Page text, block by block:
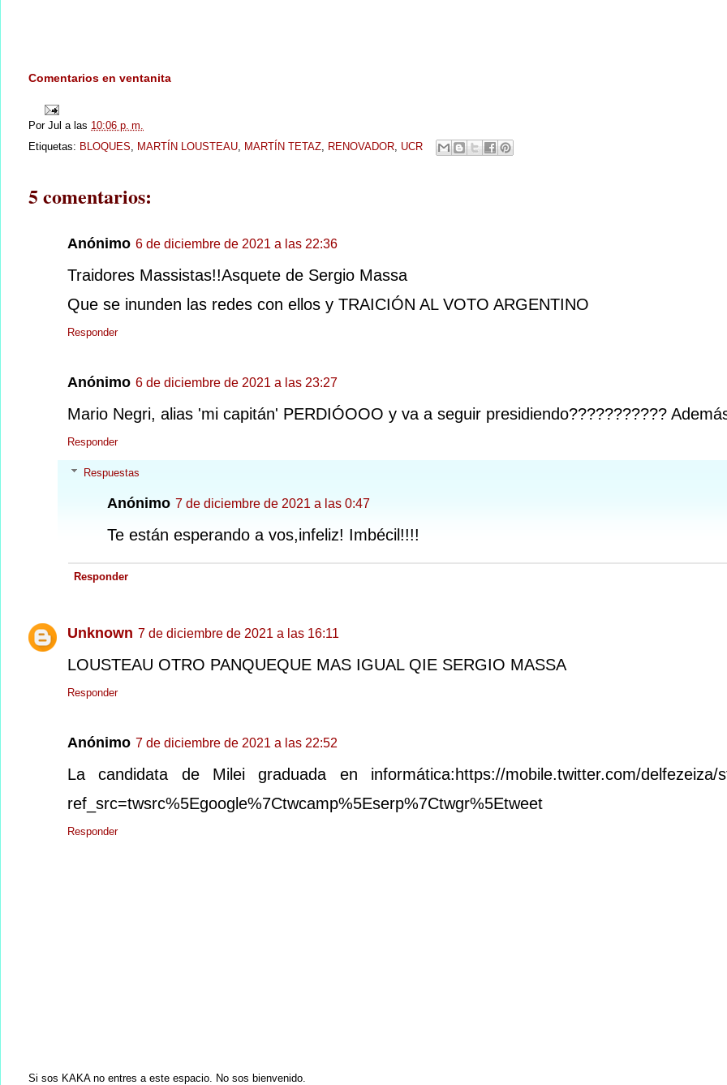
Comentarios en ventanita
Por Jul a las 10:06 p. m.
Etiquetas: BLOQUES MARTÍN LOUSTEAU MARTÍN TETAZ RENOVADOR UCR
5 comentarios:
Anónimo 6 de diciembre de 2021 a las 22:36
Traidores Massistas!!Asquete de Sergio Massa
Que se inunden las redes con ellos y TRAICIÓN AL VOTO ARGENTINO
Responder
Anónimo 6 de diciembre de 2021 a las 23:27
Mario Negri, alias 'mi capitán' PERDIÓOOO y va a seguir presidiendo???????????
Responder
Respuestas
Anónimo 7 de diciembre de 2021 a las 0:47
Te están esperando a vos,infeliz! Imbécil!!!!
Responder
Unknown 7 de diciembre de 2021 a las 16:11
LOUSTEAU OTRO PANQUEQUE MAS IGUAL QIE SERGIO MASSA
Responder
Anónimo 7 de diciembre de 2021 a las 22:52
La candidata de Milei graduada en informática:https://mobile.twitter.com/delfezeiza/
ref_src=twsrc%5Egoogle%7Ctwcamp%5Eserp%7Ctwgr%5Etweet
Responder
Si sos KAKA no entres a este espacio. No sos bienvenido.